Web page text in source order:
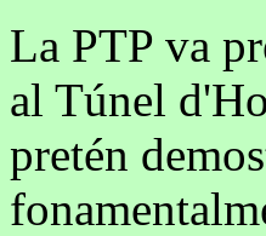
La PTP va
al Túnel
pretén